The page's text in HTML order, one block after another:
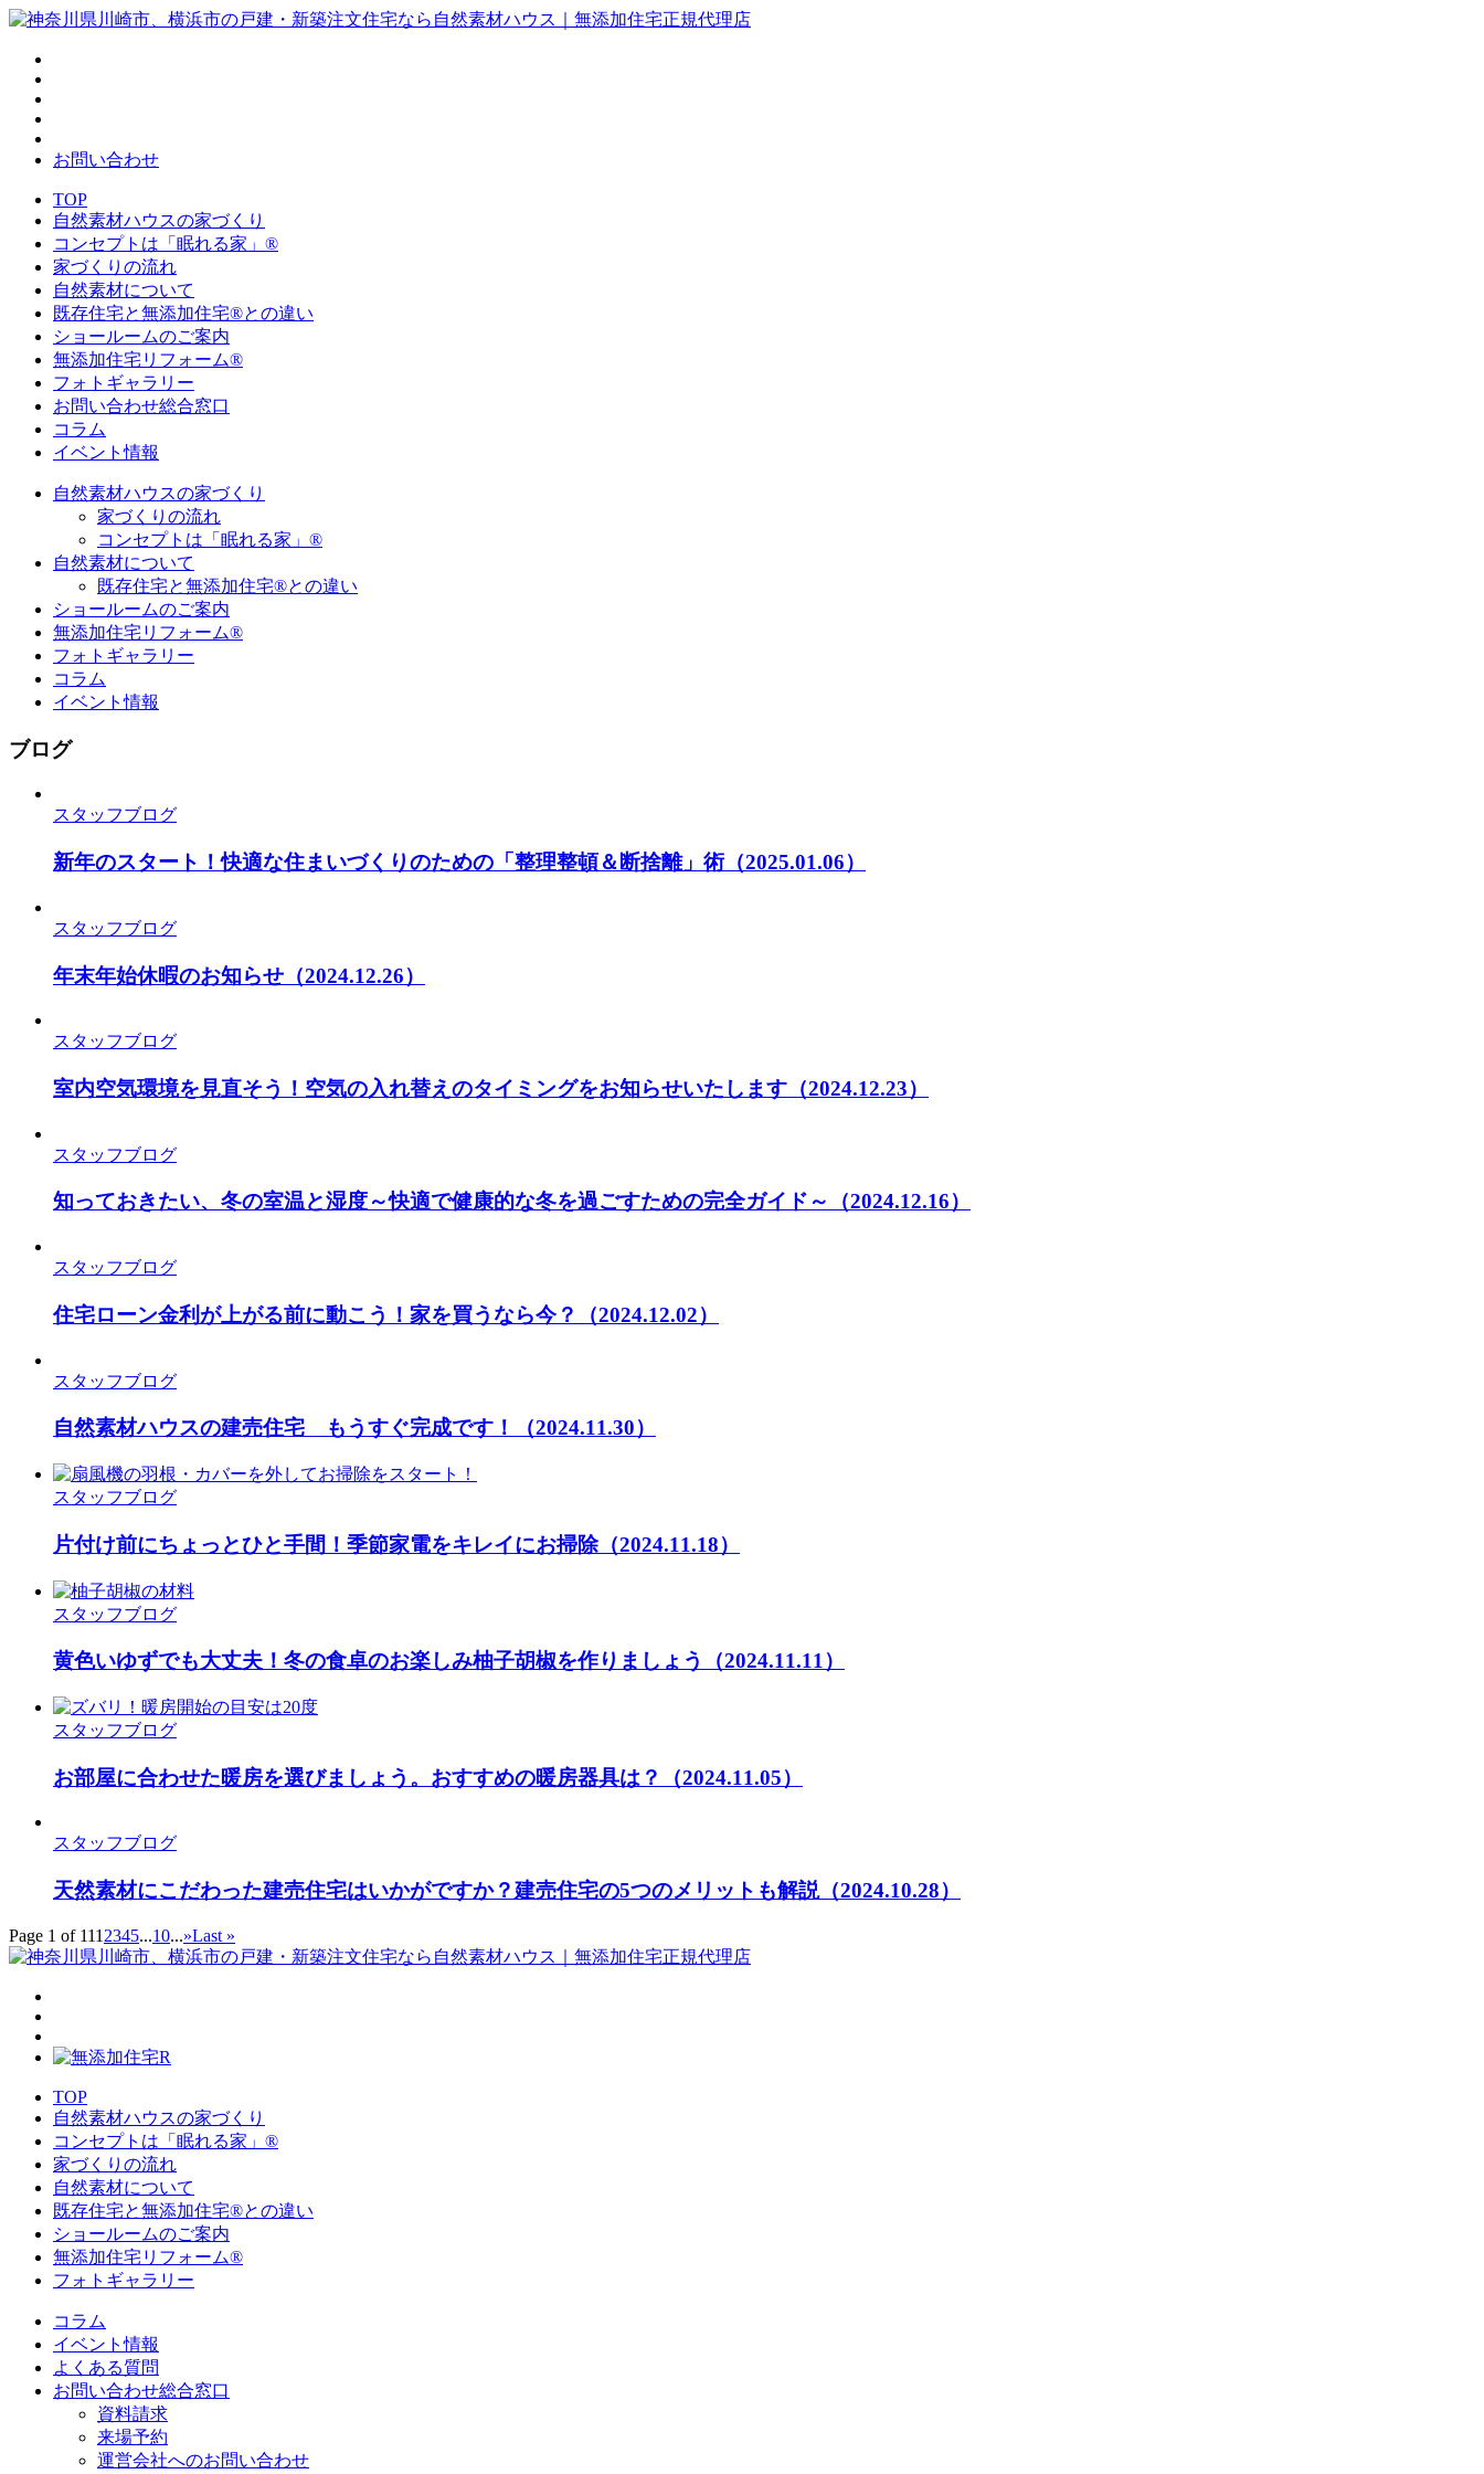
お問い合わせ
TOP
自然素材ハウスの家づくり
コンセプトは「眠れる家」®
家づくりの流れ
自然素材について
既存住宅と無添加住宅®との違い
ショールームのご案内
無添加住宅リフォーム®
フォトギャラリー
お問い合わせ総合窓口
コラム
イベント情報
自然素材ハウスの家づくり
家づくりの流れ
コンセプトは「眠れる家」®
自然素材について
既存住宅と無添加住宅®との違い
ショールームのご案内
無添加住宅リフォーム®
フォトギャラリー
コラム
イベント情報
ブログ
スタッフブログ
新年のスタート！快適な住まいづくりのための「整理整頓＆断捨離」術（2025.01.06）
スタッフブログ
年末年始休暇のお知らせ （2024.12.26）
スタッフブログ
室内空気環境を見直そう！空気の入れ替えのタイミングをお知らせいたします （2024.12.23）
スタッフブログ
知っておきたい、冬の室温と湿度～快適で健康的な冬を過ごすための完全ガイド～ （2024.12.16）
スタッフブログ
住宅ローン金利が上がる前に動こう！家を買うなら今？ （2024.12.02）
スタッフブログ
自然素材ハウスの建売住宅 もうすぐ完成です！ （2024.11.30）
スタッフブログ
片付け前にちょっとひと手間！季節家電をキレイにお掃除（2024.11.18）
スタッフブログ
黄色いゆずでも大丈夫！冬の食卓のお楽しみ柚子胡椒を作りましょう （2024.11.11）
スタッフブログ
お部屋に合わせた暖房を選びましょう。おすすめの暖房器具は？ （2024.11.05）
スタッフブログ
天然素材にこだわった建売住宅はいかがですか？建売住宅の5つのメリットも解説（2024.10.28）
Page 1 of 111 2345...10...»Last »
TOP
自然素材ハウスの家づくり
コンセプトは「眠れる家」®
家づくりの流れ
自然素材について
既存住宅と無添加住宅®との違い
ショールームのご案内
無添加住宅リフォーム®
フォトギャラリー
コラム
イベント情報
よくある質問
お問い合わせ総合窓口
資料請求
来場予約
運営会社へのお問い合わせ